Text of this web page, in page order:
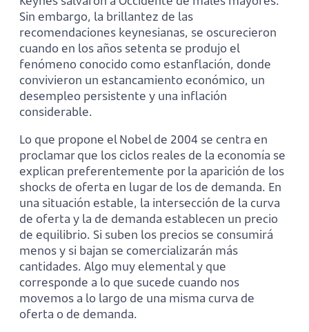
Sin embargo, la brillantez de las
recomendaciones keynesianas, se oscurecieron
cuando en los años setenta se produjo el
fenómeno conocido como estanflación, donde
convivieron un estancamiento económico, un
desempleo persistente y una inflación
considerable.
Lo que propone el Nobel de 2004 se centra en
proclamar que los ciclos reales de la economía se
explican preferentemente por la aparición de los
shocks de oferta en lugar de los de demanda. En
una situación estable, la intersección de la curva
de oferta y la de demanda establecen un precio
de equilibrio. Si suben los precios se consumirá
menos y si bajan se comercializarán más
cantidades. Algo muy elemental y que
corresponde a lo que sucede cuando nos
movemos a lo largo de una misma curva de
oferta o de demanda.